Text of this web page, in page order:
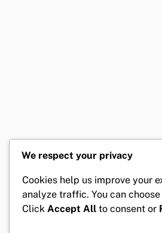
We respect your privacy
Cookies help us improve your
analyze traffic. You can
Click Accept All to consent or